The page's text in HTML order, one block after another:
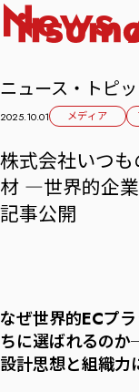
News
ニュース・トピ
2025.10.01 メディア
株式会社いつも
材 ―世界的企
記事公開
なぜ世界的ECプ
ちに選ばれるの
設計思想と組織力